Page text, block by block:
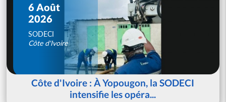
6 Août
2026
SODECI
Côte d'Ivoire
Côte d'Ivoire : À Yopougon, la SODECI
intensifie les opéra...